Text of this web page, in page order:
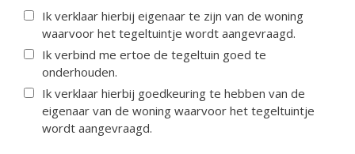
Ik verklaar hierbij eigenaar te zijn van de woning
waarvoor het tegeltuintje wordt aangevraagd.
Ik verbind me ertoe de tegeltuin goed te
onderhouden.
Ik verklaar hierbij goedkeuring te hebben van de
eigenaar van de woning waarvoor het tegeltuintje
wordt aangevraagd.